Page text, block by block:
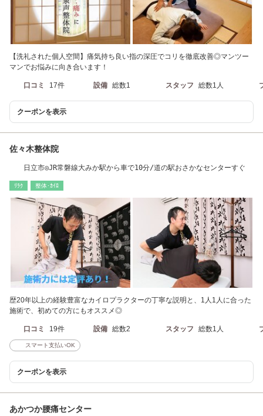
【洗礼された個人空間】痛気持ち良い指の深圧でコリを徹底改善◎マンツー
マンでお悩みに向き合います！
口コミ 17件 設備 総数1 スタッフ 総数1人
クーポンを表示
佐々木整体院
日立市◎JR常磐線大みか駅から車で10分/道の駅おさかなセンターすぐ
ﾘﾗｸ 整体･ｶｲﾛ
歴20年以上の経験豊富なカイロプラクターの丁寧な説明と、1人1人に合った
施術で、初めての方にもオススメ◎
口コミ 19件 設備 総数2 スタッフ 総数1人
スマート支払いOK
クーポンを表示
あかつか腰痛センター